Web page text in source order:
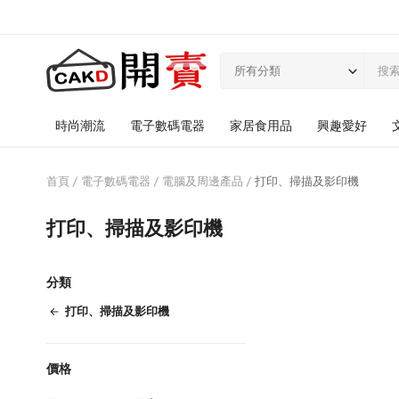
所有分類
時尚潮流 電子數碼電器 家居食用品 興趣愛好
首頁 電子數碼電器 電腦及周邊產品 打印、掃描及影印機
打印、掃描及影印機
分類
打印、掃描及影印機
價格